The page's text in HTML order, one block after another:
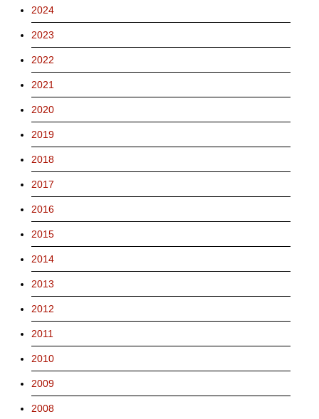
2024
2023
2022
2021
2020
2019
2018
2017
2016
2015
2014
2013
2012
2011
2010
2009
2008